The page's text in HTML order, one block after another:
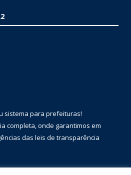
sistema para prefeituras!
completa, onde garantimos em
das leis de transparência